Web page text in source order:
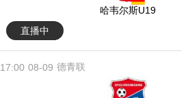
哈韦尔斯U19
直播中
08-09
17:00 德青联